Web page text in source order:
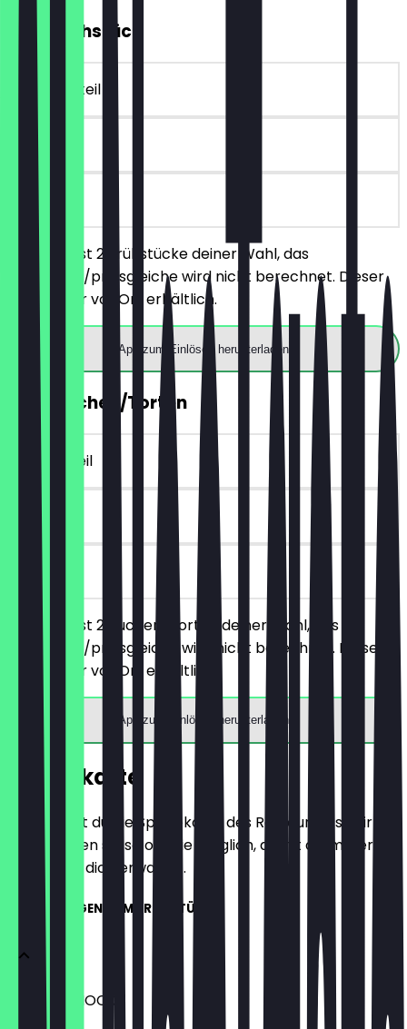
2für1 Frühstück
~€ 20 Vorteil
90 Tage
vor Ort
Du bestellst 2 Frühstücke deiner Wahl, das
günstigere/preisgleiche wird nicht berechnet. Dieser
Deal ist nur vor Ort erhältlich.
App zum Einlösen herunterladen
2für1 Kuchen/Torten
~€ 5 Vorteil
vor Ort
Du bestellst 2 Kuchen/Torten deiner Wahl, das
günstigere/preisgleiche wird nicht berechnet. Dieser
Deal ist nur vor Ort erhältlich.
App zum Einlösen herunterladen
Speisekarte
Hier findest du die Speisekarte des Restaurants. Wir
aktualisieren sie so oft wie möglich, damit du immer
weißt, was dich erwartet.
ERGÄNZUNGEN ZUM FRÜHSTÜCK
EIWEIßSCHOCK